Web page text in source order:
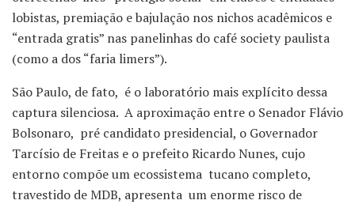
lobistas, premiação e bajulação nos nichos acadêmicos e
“entrada gratis” nas panelinhas do café society paulista
(como a dos “faria limers”).
São Paulo, de fato, é o laboratório mais explícito dessa
captura silenciosa. A aproximação entre o Senador Flávio
Bolsonaro, pré candidato presidencial, o Governador
Tarcísio de Freitas e o prefeito Ricardo Nunes, cujo
entorno compõe um ecossistema tucano completo,
travestido de MDB, apresenta um enorme risco de